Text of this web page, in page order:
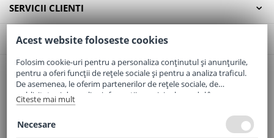
SERVICII CLIENTI
CONTACT
Email:office@elaptepraf.ro
Telefon:0745-964-449
Adresa:Sos. Borsului, Nr. 20, Oradea, Jud. Bihor
Acest website foloseste cookies
Folosim cookie-uri pentru a personaliza conținutul și anunțurile,
pentru a oferi funcții de rețele sociale și pentru a analiza traficul.
De asemenea, le oferim partenerilor de rețele sociale, de
publicitate și de analize informații cu privire la modul în care
folosiți site-ul nostru. Aceștia le pot combina cu alte informații
Citeste mai mult
Necesare